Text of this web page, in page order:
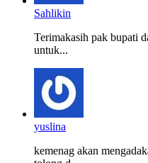
Sahlikin
Terimakasih pak bupati
untuk...
yuslina
kemenag akan